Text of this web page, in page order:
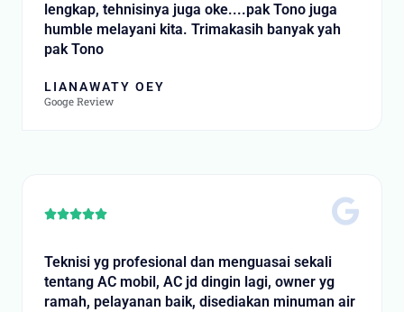
lengkap, tehnisinya juga oke....pak Tono juga
humble melayani kita. Trimakasih banyak yah
pak Tono
LIANAWATY OEY
Googe Review
Rated
of
Teknisi yg profesional dan menguasai sekali
tentang AC mobil, AC jd dingin lagi, owner yg
ramah, pelayanan baik, disediakan minuman air